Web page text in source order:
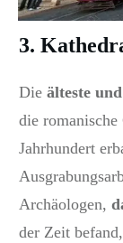
3.
Die älteste
die romanische
Jahrhundert
Archäologen,
der Zeit